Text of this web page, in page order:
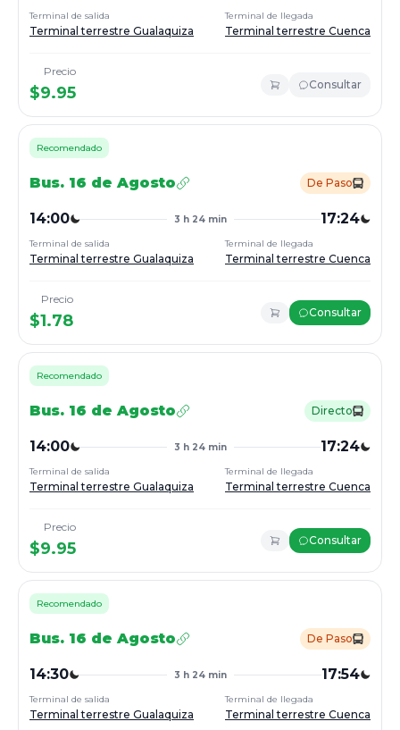
Terminal de salida
Terminal terrestre Gualaquiza
Terminal de llegada
Terminal terrestre Cuenca
Precio
$9.95 Consultar
Recomendado
Bus. 16 de Agosto De Paso
14:00 3 h 24 min 17:24
Terminal de salida
Terminal terrestre Gualaquiza
Terminal de llegada
Terminal terrestre Cuenca
Precio
$1.78 Consultar
Recomendado
Bus. 16 de Agosto Directo
14:00 3 h 24 min 17:24
Terminal de salida
Terminal terrestre Gualaquiza
Terminal de llegada
Terminal terrestre Cuenca
Precio
$9.95 Consultar
Recomendado
Bus. 16 de Agosto De Paso
14:30 3 h 24 min 17:54
Terminal de salida
Terminal terrestre Gualaquiza
Terminal de llegada
Terminal terrestre Cuenca